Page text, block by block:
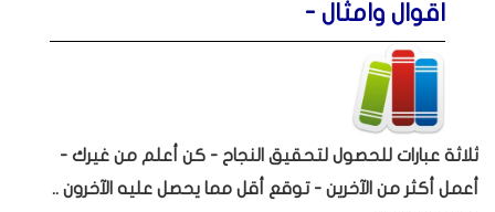
اقوال وامثال -
ثلاثة عبارات للحصول لتحقيق النجاح - كن أعلم من غيرك -
أعمل أكثر من الآخرين - توقع أقل مما يحصل عليه الآخرون ..